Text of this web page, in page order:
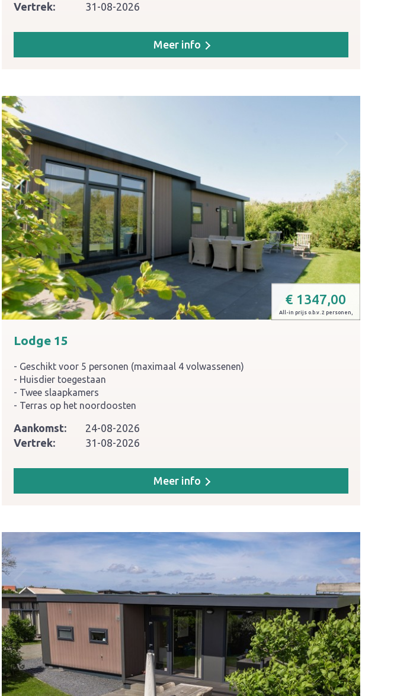
Vertrek:
31-08-2026
Meer info
€ 1347,00
All-in prijs o.b.v. 2 personen,
Lodge 15
Geschikt voor 5 personen (maximaal 4 volwassenen)
Huisdier toegestaan
Twee slaapkamers
Terras op het noordoosten
Aankomst:
24-08-2026
Vertrek:
31-08-2026
Meer info